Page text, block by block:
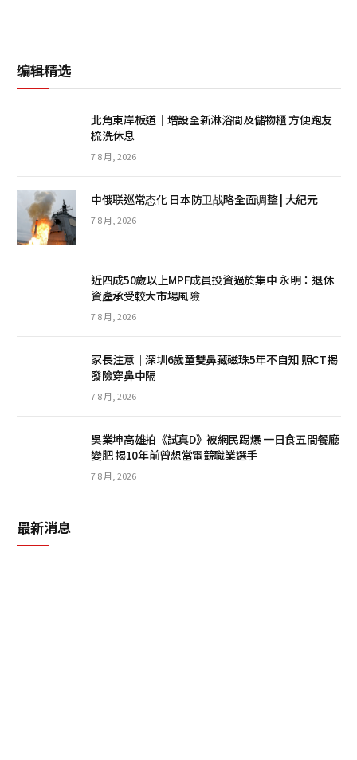
编辑精选
北角東岸板道｜增設全新淋浴間及儲物櫃 方便跑友
梳洗休息
7 8 月, 2026
中俄联巡常态化 日本防卫战略全面调整 | 大紀元
7 8 月, 2026
近四成50歲以上MPF成員投資過於集中 永明：退休
資產承受較大市場風險
7 8 月, 2026
家長注意｜深圳6歲童雙鼻藏磁珠5年不自知 照CT揭
發險穿鼻中隔
7 8 月, 2026
吳業坤高雄拍《試真D》被網民踢爆 一日食五間餐廳
變肥 揭10年前曾想當電競職業選手
7 8 月, 2026
最新消息